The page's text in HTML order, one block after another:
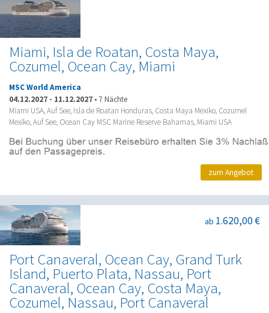
Miami, Isla de Roatan, Costa Maya,
Cozumel, Ocean Cay, Miami
MSC World America
04.12.2027 - 11.12.2027 • 7 Nächte
Miami USA, Auf See, Isla de Roatan Honduras, Costa Maya Mexiko, Cozumel
Mexiko, Auf See, Ocean Cay MSC Marine Reserve Bahamas, Miami USA
zum Angebot
Port Canaveral, Ocean Cay, Grand Turk
Island, Puerto Plata, Nassau, Port
Canaveral, Ocean Cay, Costa Maya,
Cozumel, Nassau, Port Canaveral
ab 1.620,00 €